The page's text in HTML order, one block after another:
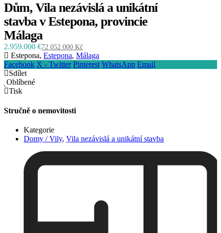
Dům, Vila nezávislá a unikátní
stavba v Estepona, provincie
Málaga
2.959.000 €72 052 000 Kč
Estepona,Estepona,Málaga
Facebook X - Twitter Pinterest WhatsApp Email
Sdílet
Oblíbené
Tisk
Stručně o nemovitosti
Kategorie
Domy / Vily,Vila nezávislá a unikátní stavba